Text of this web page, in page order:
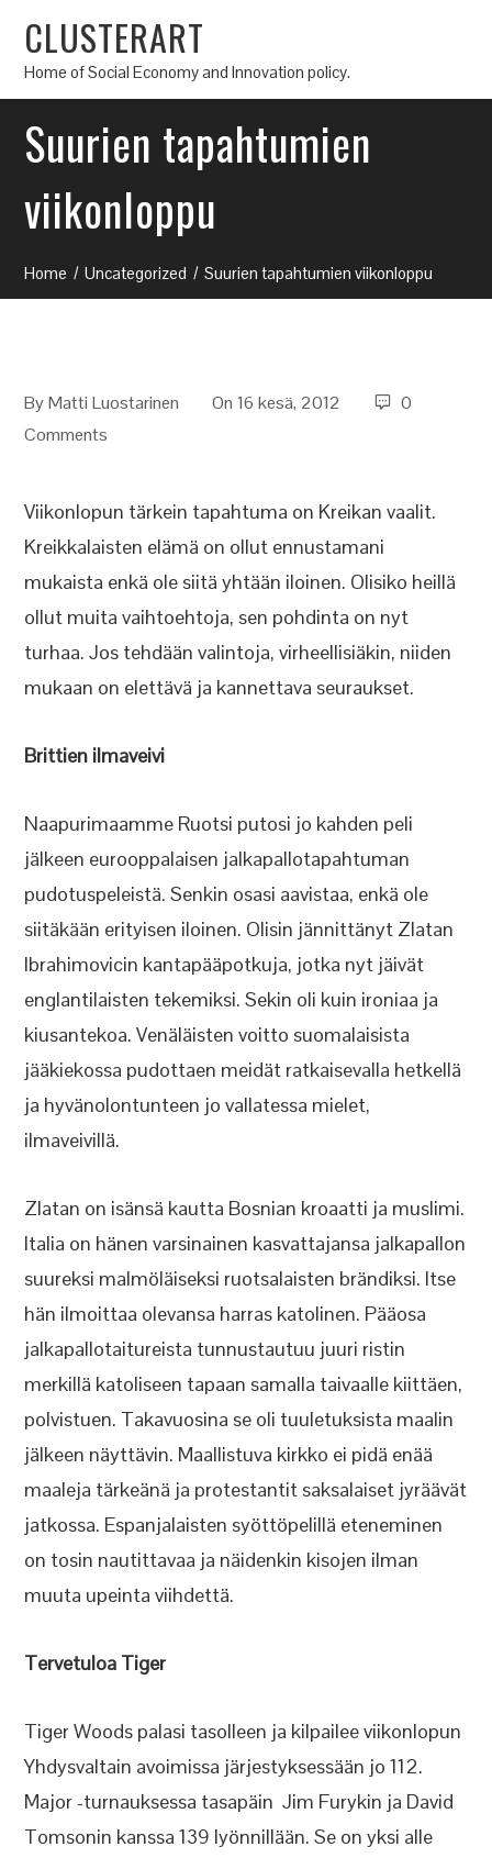
CLUSTERART
Home of Social Economy and Innovation policy.
Suurien tapahtumien
viikonloppu
Home Uncategorized Suurien tapahtumien viikonloppu
ByMatti Luostarinen On 16 kesä, 2012
0
Comments
Viikonlopun tärkein tapahtuma on Kreikan vaalit.
Kreikkalaisten elämä on ollut ennustamani
mukaista enkä ole siitä yhtään iloinen. Olisiko heillä
ollut muita vaihtoehtoja, sen pohdinta on nyt
turhaa. Jos tehdään valintoja, virheellisiäkin, niiden
mukaan on elettävä ja kannettava seuraukset.
Brittien ilmaveivi
Naapurimaamme Ruotsi putosi jo kahden peli
jälkeen eurooppalaisen jalkapallotapahtuman
pudotuspeleistä. Senkin osasi aavistaa, enkä ole
siitäkään erityisen iloinen. Olisin jännittänyt Zlatan
Ibrahimovicin kantapääpotkuja, jotka nyt jäivät
englantilaisten tekemiksi. Sekin oli kuin ironiaa ja
kiusantekoa. Venäläisten voitto suomalaisista
jääkiekossa pudottaen meidät ratkaisevalla hetkellä
ja hyvänolontunteen jo vallatessa mielet,
ilmaveivillä.
Zlatan on isänsä kautta Bosnian kroaatti ja muslimi.
Italia on hänen varsinainen kasvattajansa jalkapallon
suureksi malmöläiseksi ruotsalaisten brändiksi. Itse
hän ilmoittaa olevansa harras katolinen. Pääosa
jalkapallotaitureista tunnustautuu juuri ristin
merkillä katoliseen tapaan samalla taivaalle kiittäen,
polvistuen. Takavuosina se oli tuuletuksista maalin
jälkeen näyttävin. Maallistuva kirkko ei pidä enää
maaleja tärkeänä ja protestantit saksalaiset jyräävät
jatkossa. Espanjalaisten syöttöpelillä eteneminen
on tosin nautittavaa ja näidenkin kisojen ilman
muuta upeinta viihdettä.
Tervetuloa Tiger
Tiger Woods palasi tasolleen ja kilpailee viikonlopun
Yhdysvaltain avoimissa järjestyksessään jo 112.
Major -turnauksessa tasapäin Jim Furykin ja David
Tomsonin kanssa 139 lyönnillään. Se on yksi alle